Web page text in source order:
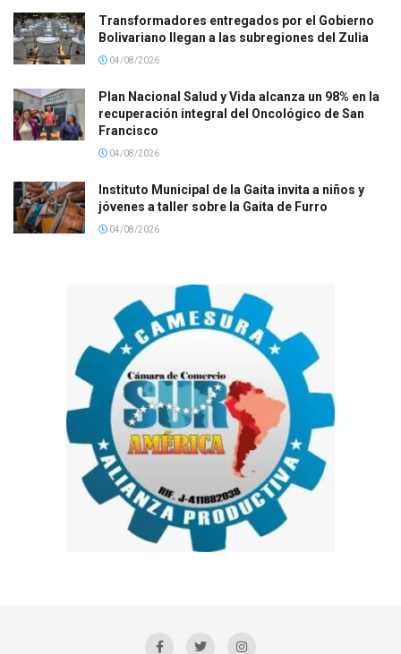
Transformadores entregados por el Gobierno
Bolivariano llegan a las subregiones del Zulia
04/08/2026
Plan Nacional Salud y Vida alcanza un 98% en la
recuperación integral del Oncológico de San
Francisco
04/08/2026
Instituto Municipal de la Gaita invita a niños y
jóvenes a taller sobre la Gaita de Furro
04/08/2026